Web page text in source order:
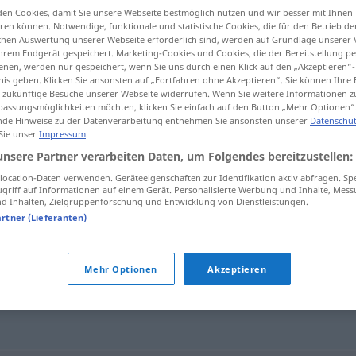
indecente
Cookies, damit Sie unsere Webseite bestmöglich nutzen und wir besser mit Ihnen
können. Notwendige, funktionale und statistische Cookies, die für den Betrieb
Auswertung unserer Webseite erforderlich sind, werden auf Grundlage unserer
Endgerät gespeichert. Marketing-Cookies und Cookies, die der Bereitstellung
werden nur gespeichert, wenn Sie uns durch einen Klick auf den
geben. Klicken Sie ansonsten auf „Fortfahren ohne Akzeptieren“. Sie können Ihre
Besuche unserer Webseite widerrufen. Wenn Sie weitere Informationen
möchten, klicken Sie einfach auf den Button „Mehr Optionen“.
Hinweise zu der Datenverarbeitung entnehmen Sie ansonsten unserer
unser Impressum.
Partner verarbeiten Daten, um Folgendes bereitzustellen:
Daten verwenden. Geräteeigenschaften zur Identifikation aktiv abfragen.
auf Informationen auf einem Gerät. Personalisierte Werbung und Inhalte,
Inhalten, Zielgruppenforschung und Entwicklung von Dienstleistungen.
(Lieferanten)
Mehr Optionen Akzeptieren